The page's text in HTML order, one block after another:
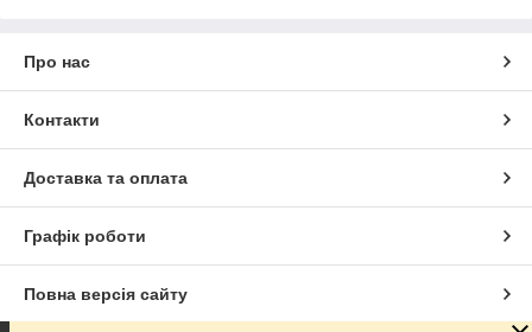
Про нас
Контакти
Доставка та оплата
Графік роботи
Повна версія сайту